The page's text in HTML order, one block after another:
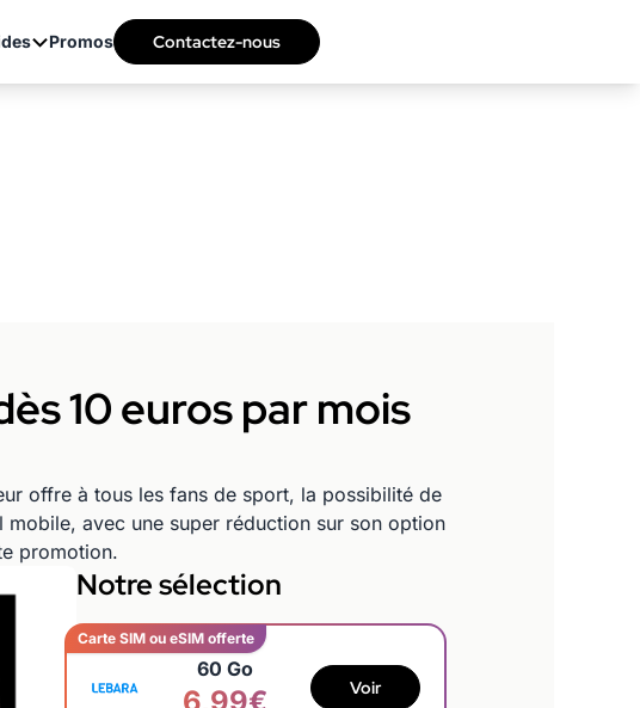
Promos Contactez-nous
10 euros par mois
offre à tous les fans de sport, la possibilité de
avec une super réduction sur son option
promotion.
Notre sélection
Carte SIM ou eSIM offerte
60 Go
Voir